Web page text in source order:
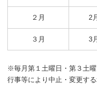
２月 2
３月 3
※毎月第１土曜日・第３土
行事等により中止・変更する